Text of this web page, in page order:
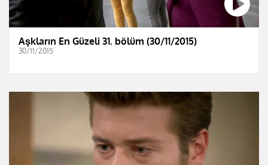
Aşkların En Güzeli 31. bölüm (30/11/2015)
30/11/2015